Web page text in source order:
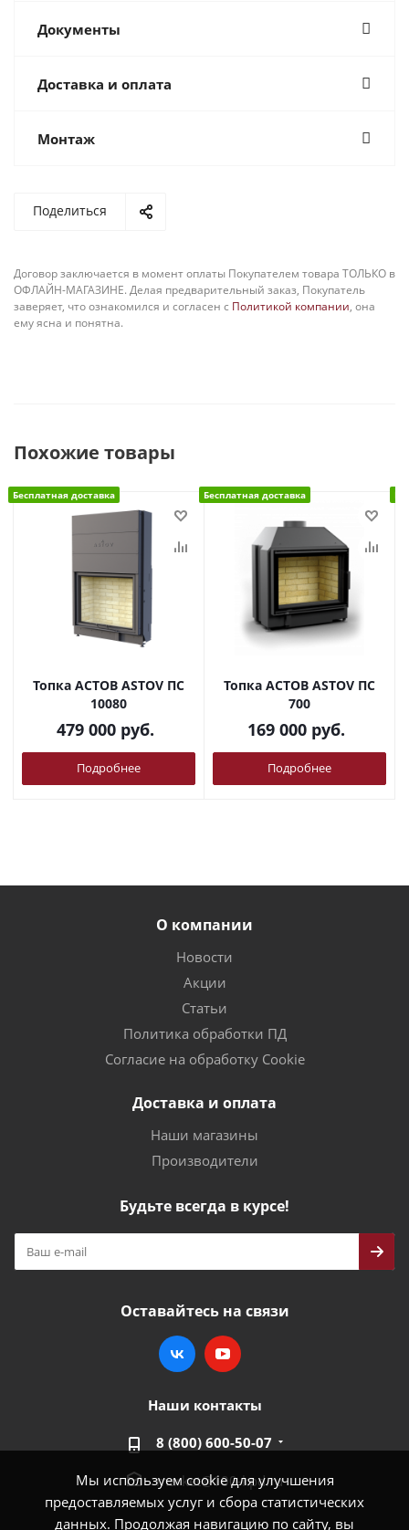
Мы используем cookie для улучшения
предоставляемых услуг и сбора статистических
данных. Продолжая навигацию по сайту, вы
Документы
Доставка и оплата
Монтаж
Поделиться
Договор заключается в момент оплаты Покупателем товара ТОЛЬКО в
ОФЛАЙН-МАГАЗИНЕ. Делая предварительный заказ, Покупатель
заверяет, что ознакомился и согласен с Политикой компании, она
ему ясна и понятна.
Похожие товары
Бесплатная доставка
Топка АСТОВ ASTOV ПС
10080
479 000 руб.
Подробнее
Бесплатная доставка
Топка АСТОВ ASTOV ПС
700
169 000 руб.
Подробнее
О компании
Новости
Акции
Статьи
Политика обработки ПД
Согласие на обработку Cookie
Доставка и оплата
Наши магазины
Производители
Будьте всегда в курсе!
Оставайтесь на связи
Наши контакты
8 (800) 600-50-07
market@100-kpd.ru